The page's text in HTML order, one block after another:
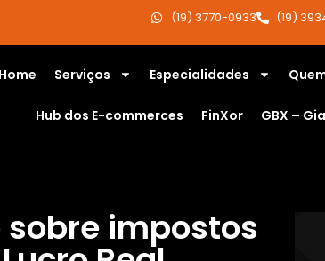
(19) 3770-0933 (19)
Home Serviços Especialidades
Hub dos E-commerces FinXor GBX –
impostos